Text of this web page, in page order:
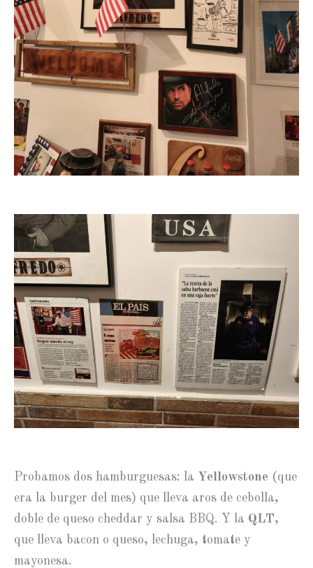
Probamos dos hamburguesas: la Yellowstone (que
era la burger del mes) que lleva aros de cebolla,
doble de queso cheddar y salsa BBQ. Y la QLT,
que lleva bacon o queso, lechuga, tomate y
mayonesa.